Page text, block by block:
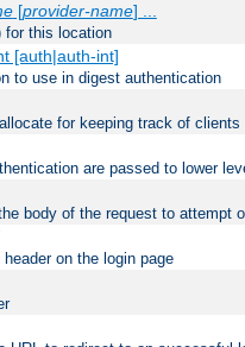
[provider-name] ...
for this location
[auth|auth-int]
to use in digest authentication
for keeping track of clients
are passed to lower
body of the request to attempt
on the login page